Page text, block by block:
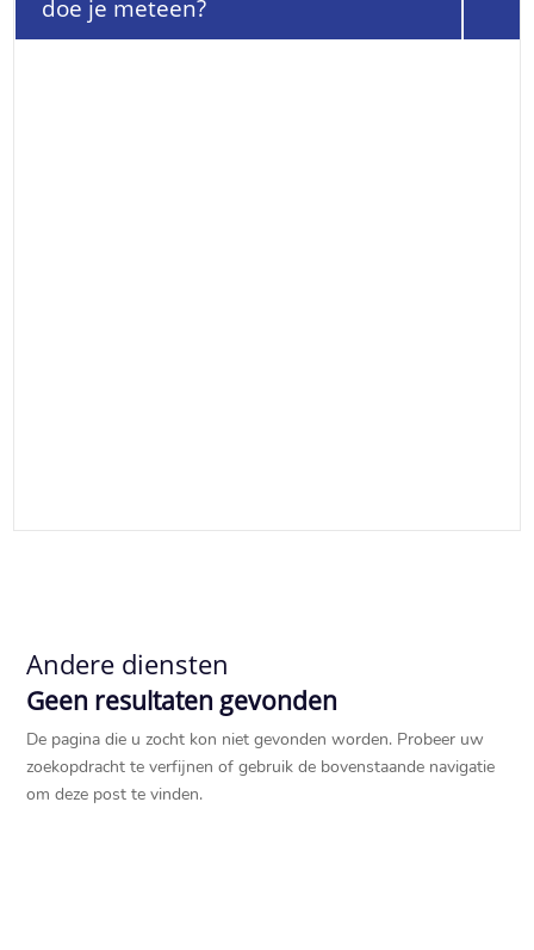
doe je meteen?
Andere diensten
Geen resultaten gevonden
De pagina die u zocht kon niet gevonden worden. Probeer uw
zoekopdracht te verfijnen of gebruik de bovenstaande navigatie
om deze post te vinden.